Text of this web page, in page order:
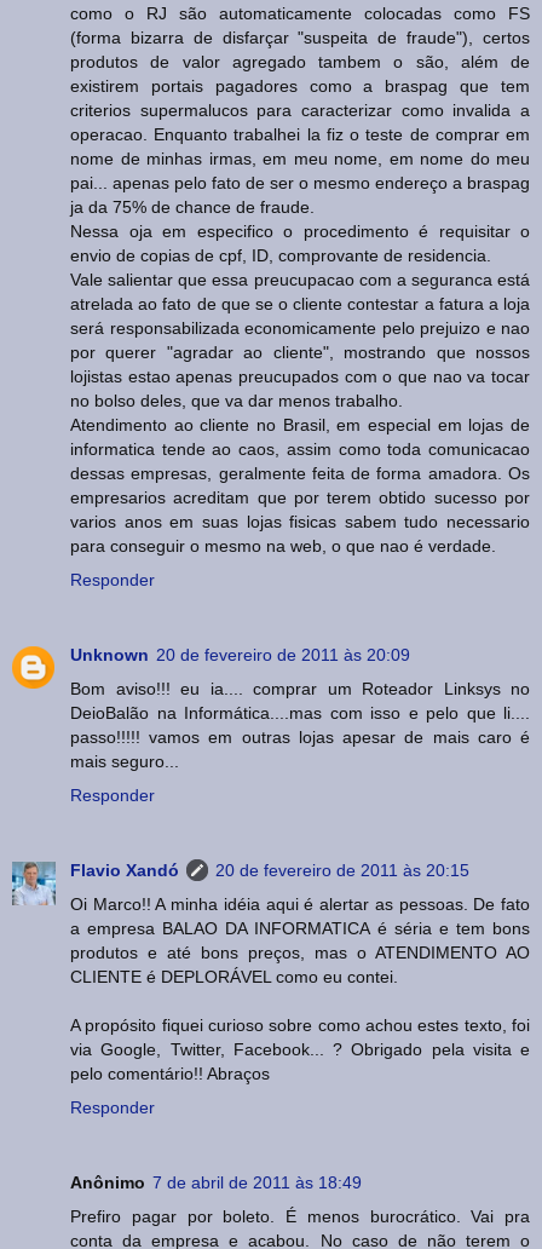
como o RJ são automaticamente colocadas como FS
(forma bizarra de disfarçar "suspeita de fraude"), certos
produtos de valor agregado tambem o são, além de
existirem portais pagadores como a braspag que tem
criterios supermalucos para caracterizar como invalida a
operacao. Enquanto trabalhei la fiz o teste de comprar em
nome de minhas irmas, em meu nome, em nome do meu
pai... apenas pelo fato de ser o mesmo endereço a braspag
ja da 75% de chance de fraude.
Nessa oja em especifico o procedimento é requisitar o
envio de copias de cpf, ID, comprovante de residencia.
Vale salientar que essa preucupacao com a seguranca está
atrelada ao fato de que se o cliente contestar a fatura a loja
será responsabilizada economicamente pelo prejuizo e nao
por querer "agradar ao cliente", mostrando que nossos
lojistas estao apenas preucupados com o que nao va tocar
no bolso deles, que va dar menos trabalho.
Atendimento ao cliente no Brasil, em especial em lojas de
informatica tende ao caos, assim como toda comunicacao
dessas empresas, geralmente feita de forma amadora. Os
empresarios acreditam que por terem obtido sucesso por
varios anos em suas lojas fisicas sabem tudo necessario
para conseguir o mesmo na web, o que nao é verdade.
Responder
Unknown 20 de fevereiro de 2011 às 20:09
Bom aviso!!! eu ia.... comprar um Roteador Linksys no
DeioBalão na Informática....mas com isso e pelo que li....
passo!!!!! vamos em outras lojas apesar de mais caro é
mais seguro...
Responder
Flavio Xandó
20 de fevereiro de 2011 às 20:15
Oi Marco!! A minha idéia aqui é alertar as pessoas. De fato
a empresa BALAO DA INFORMATICA é séria e tem bons
produtos e até bons preços, mas o ATENDIMENTO AO
CLIENTE é DEPLORÁVEL como eu contei.
A propósito fiquei curioso sobre como achou estes texto, foi
via Google, Twitter, Facebook... ? Obrigado pela visita e
pelo comentário!! Abraços
Responder
Anônimo 7 de abril de 2011 às 18:49
Prefiro pagar por boleto. É menos burocrático. Vai pra
conta da empresa e acabou. No caso de não terem o